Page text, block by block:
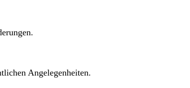
Angelegenheiten.